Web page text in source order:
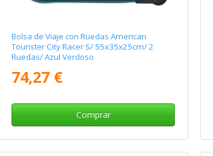
Bolsa de Viaje con Ruedas American
Tourister City Racer S/ 55x35x25cm/ 2
Ruedas/ Azul Verdoso
74,27 €
Comprar